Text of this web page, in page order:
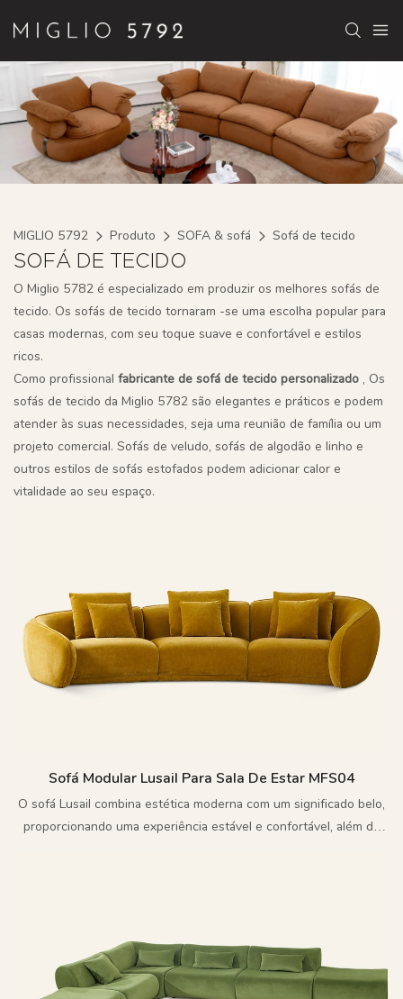
MIGLIO 5792 Produto SOFA & sofá Sofá de tecido
SOFÁ DE TECIDO
O Miglio 5782 é especializado em produzir os melhores sofás de
tecido. Os sofás de tecido tornaram -se uma escolha popular para
casas modernas, com seu toque suave e confortável e estilos
ricos.
Como profissional fabricante de sofá de tecido personalizado , Os
sofás de tecido da Miglio 5782 são elegantes e práticos e podem
atender às suas necessidades, seja uma reunião de família ou um
projeto comercial. Sofás de veludo, sofás de algodão e linho e
outros estilos de sofás estofados podem adicionar calor e
vitalidade ao seu espaço.
Sofá Modular Lusail Para Sala De Estar MFS04
O sofá Lusail combina estética moderna com um significado belo,
proporcionando uma experiência estável e confortável, além de